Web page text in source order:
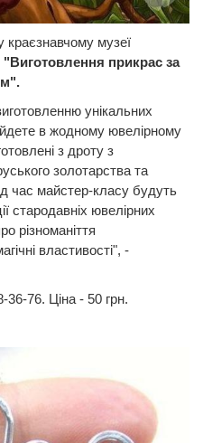
музеї
"Виготовлення прикрас за
унікальних
в жодному ювелірному
з дроту з
золотарства та
час майстер-класу будуть
стародавніх ювелірних
різноманіття
властивості", -
76. Ціна - 50 грн.